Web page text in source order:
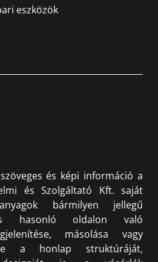
eszközök
és képi információ a
és Szolgáltató Kft. saját
bármilyen jellegű
hasonló oldalon való
másolása vagy
a honlap struktúráját,